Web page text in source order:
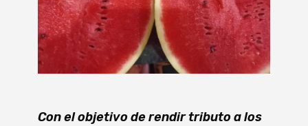
Con el objetivo de rendir tributo a los